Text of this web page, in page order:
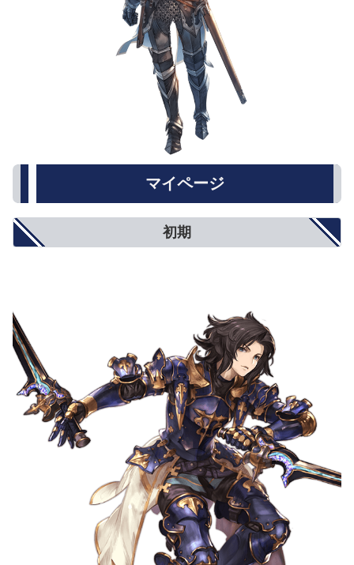
マイページ
初期